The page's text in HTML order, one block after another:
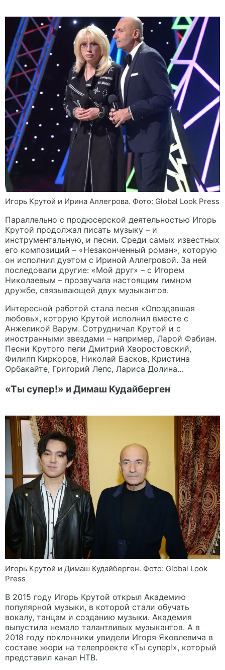
Игорь Крутой и Ирина Аллегрова. Фото: Global Look Press
Параллельно с продюсерской деятельностью Игорь
Крутой продолжал писать музыку – и
инструментальную, и песни. Среди самых известных
его композиций – «Незаконченный роман», которую
он исполнил дуэтом с Ириной Аллегровой. За ней
последовали другие: «Мой друг» – с Игорем
Николаевым – прозвучала настоящим гимном
дружбе, связывающей двух музыкантов.
Интересной работой стала песня «Опоздавшая
любовь», которую Крутой исполнил вместе с
Анжеликой Варум. Сотрудничал Крутой и с
иностранными звездами – например, Ларой Фабиан.
Песни Крутого пели Дмитрий Хворостовский,
Филипп Киркоров, Николай Басков, Кристина
Орбакайте, Григорий Лепс, Лариса Долина…
«Ты супер!» и Димаш Кудайберген
Игорь Крутой и Димаш Кудайберген. Фото: Global Look
Press
В 2015 году Игорь Крутой открыл Академию
популярной музыки, в которой стали обучать
вокалу, танцам и созданию музыки. Академия
выпустила немало талантливых музыкантов. А в
2018 году поклонники увидели Игоря Яковлевича в
составе жюри на телепроекте «Ты супер!», который
представил канал НТВ.